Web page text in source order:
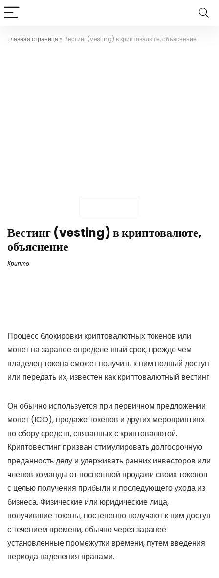
Главная страница » Вестинг (vesting) в криптовалюте, объяснение
Вестинг (vesting) в криптовалюте,
объяснение
Крипто
Процесс блокировки криптовалютных токенов или
монет на заранее определенный срок, прежде чем
владелец токена сможет получить к ним полный доступ
или передать их, известен как криптовалютный вестинг.
Он обычно используется при первичном предложении
монет (ICO), продаже токенов и других мероприятиях
по сбору средств, связанных с криптовалютой.
Криптовестинг призван стимулировать долгосрочную
преданность делу и удерживать ранних инвесторов или
членов команды от поспешной продажи своих токенов
с целью получения прибыли и последующего ухода из
бизнеса. Физические или юридические лица,
получившие токены, постепенно получают к ним доступ
с течением времени, обычно через заранее
установленные промежутки времени, путем введения
периода наделения правами.